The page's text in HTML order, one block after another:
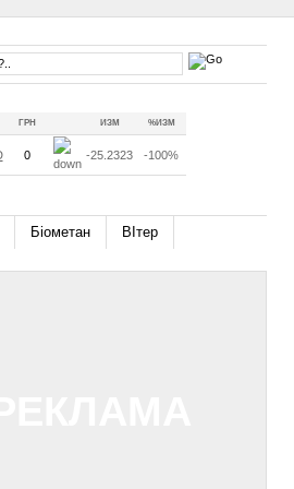
ГРН ИЗМ %ИЗМ
0 -25.2323 -100%
Біометан ВІтер